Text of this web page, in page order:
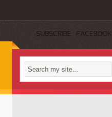
SUBSCRIBE FACEBOOK